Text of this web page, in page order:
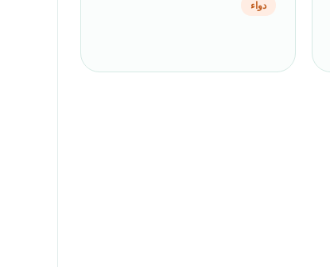
دواء